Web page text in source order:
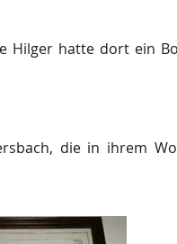
Hilger hatte dort ein
die in ihrem